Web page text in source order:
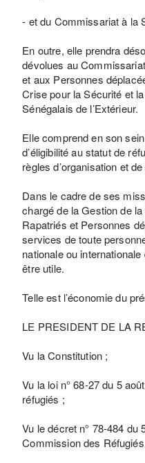
- et du Commissariat à la
En outre, elle prendra
dévolues au
et aux Personnes
Crise pour la Sécurité et
Sénégalais de l’Extérieur.
Elle comprend en son
d’éligibilité au statut de
règles d’organisation et
Dans le cadre de ses
chargé de la Gestion de
Rapatriés et Personnes
services de toute
nationale ou
être utile.
Telle est l’économie du
LE PRESIDENT DE LA
Vu la Constitution ;
Vu la loi n° 68-27 du 5
réfugiés ;
Vu le décret n° 78-484 du
Commission des